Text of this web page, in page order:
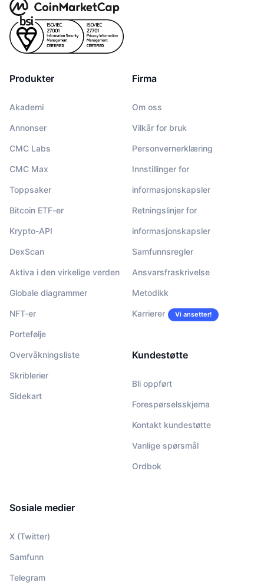
Produkter
Akademi
Annonser
CMC Labs
CMC Max
Toppsaker
Bitcoin ETF-er
Krypto-API
DexScan
Aktiva i den virkelige verden
Globale diagrammer
NFT-er
Portefølje
Overvåkningsliste
Skriblerier
Sidekart
Firma
Om oss
Vilkår for bruk
Personvernerklæring
Innstillinger for
informasjonskapsler
Retningslinjer for
informasjonskapsler
Samfunnsregler
Ansvarsfraskrivelse
Metodikk
Karrierer Vi ansetter!
Kundestøtte
Bli oppført
Forespørselsskjema
Kontakt kundestøtte
Vanlige spørsmål
Ordbok
Sosiale medier
X (Twitter)
Samfunn
Telegram